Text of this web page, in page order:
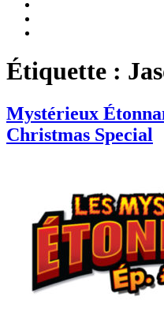
Étiquette :
Mystérieux
Christmas Special